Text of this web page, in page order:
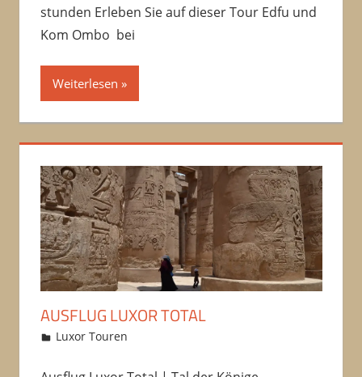
stunden Erleben Sie auf dieser Tour Edfu und
Kom Ombo bei
Weiterlesen
AUSFLUG LUXOR TOTAL
12/10/2016
Amru
Luxor Touren